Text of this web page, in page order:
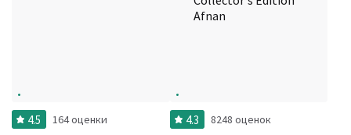
4.5 164 оценки 4.3 8248 оценок